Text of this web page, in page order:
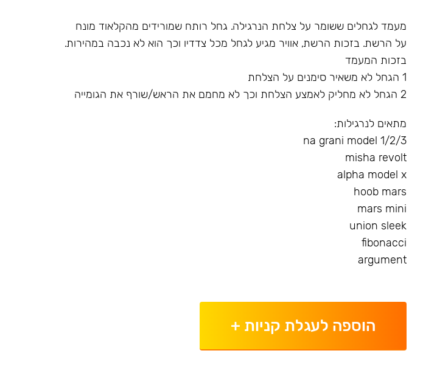
מעמד לגחלים ששומר על צלחת הנרגילה. גחל רותח שמורידים מהקלאוד מונח
על הרשת. בזכות הרשת, אוויר מגיע לגחל מכל צדדיו וכך הוא לא נכבה במהירות.
בזכות המעמד
1 הגחל לא משאיר סימנים על הצלחת
2 הגחל לא מחליק לאמצע הצלחת וכך לא מחמם את הראש/שורף את הגומייה
מתאים לנרגילות:
na grani model 1/2/3
misha revolt
alpha model x
hoob mars
mars mini
union sleek
fibonacci
argument
הוספה לעגלת קניות +